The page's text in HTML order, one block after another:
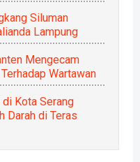
Siluman
Lampung
Mengecam
Wartawan
di Kota Serang
Darah di Teras